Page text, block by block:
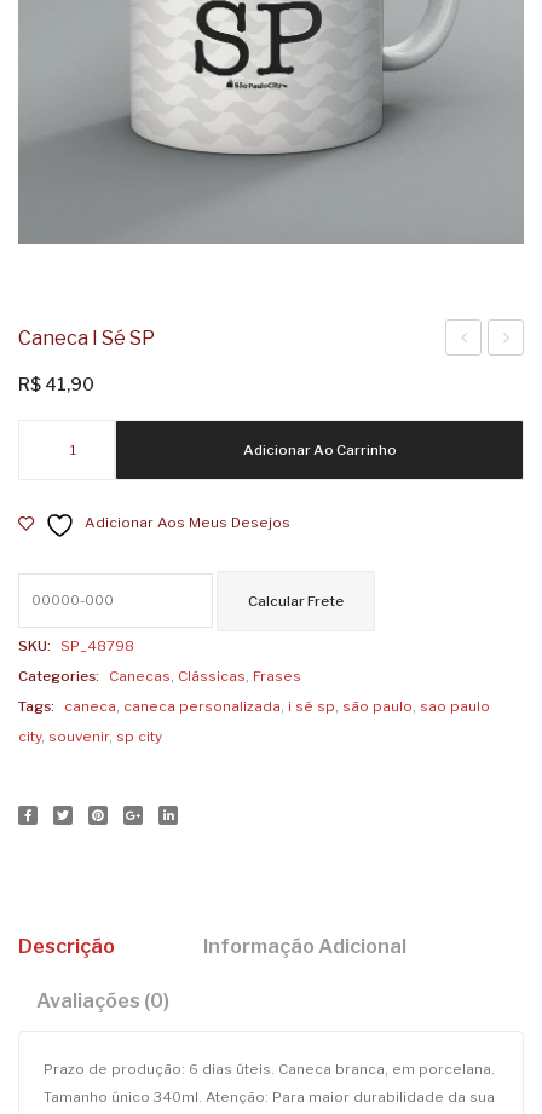
Caneca I Sé SP
R$ 41,90
SP
Adicionar Ao Carrinho
Adicionar Aos Meus Desejos
SKU:
SP_48798
Categories:
Canecas, Clássicas, Frases
Tags:
caneca, caneca personalizada, i sé sp, são paulo, sao paulo
city, souvenir, sp city
Descrição Informação Adicional
Avaliações (0)
Prazo de produção: 6 dias úteis. Caneca branca, em porcelana.
Tamanho único 340ml. Atenção: Para maior durabilidade da sua